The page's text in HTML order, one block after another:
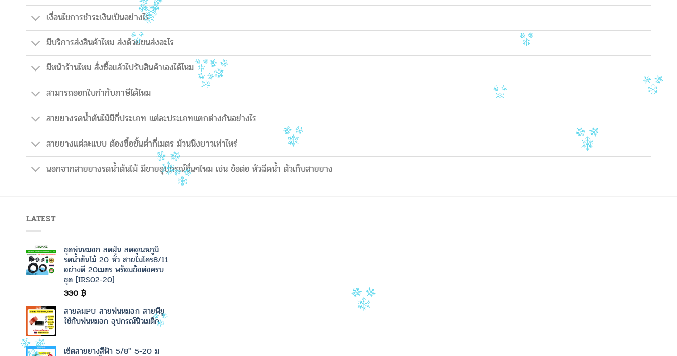
เงื่อนไขการชำระเงินเป็นอย่างไร
มีบริการส่งสินค้าไหม ส่งด้วยขนส่งอะไร
มีหน้าร้านไหม สั่งซื้อแล้วไปรับสินค้าเองได้ไหม
สามารถออกใบกำกับภาษีได้ไหม
สายยางรดน้ำต้นไม้มีกี่ประเภท แต่ละประเภทแตกต่างกันอย่างไร
สายยางแต่ละแบบ ต้องซื้อขั้นต่ำกี่เมตร ม้วนนึงยาวเท่าไหร่
นอกจากสายยางรดน้ำต้นไม้ มีขายอุปกรณ์อื่นๆไหม เช่น ข้อต่อ หัวฉีดน้ำ ตัวเก็บสายยาง
LATEST
ชุดพ่นหมอก ลดฝุ่น ลดอุณหภูมิ
รดน้ำต้นไม้ 20 หัว สายไมโคร8/11
อย่างดี 20เมตร พร้อมข้อต่อครบ
ชุด [IRS02-20]
330 ฿
สายลมPU สายพ่นหมอก สายพียู
ใช้กับพ่นหมอก อุปกรณ์นิวเมติก
เซ็ตสายยางสีฟ้า 5/8" 5-20 ม